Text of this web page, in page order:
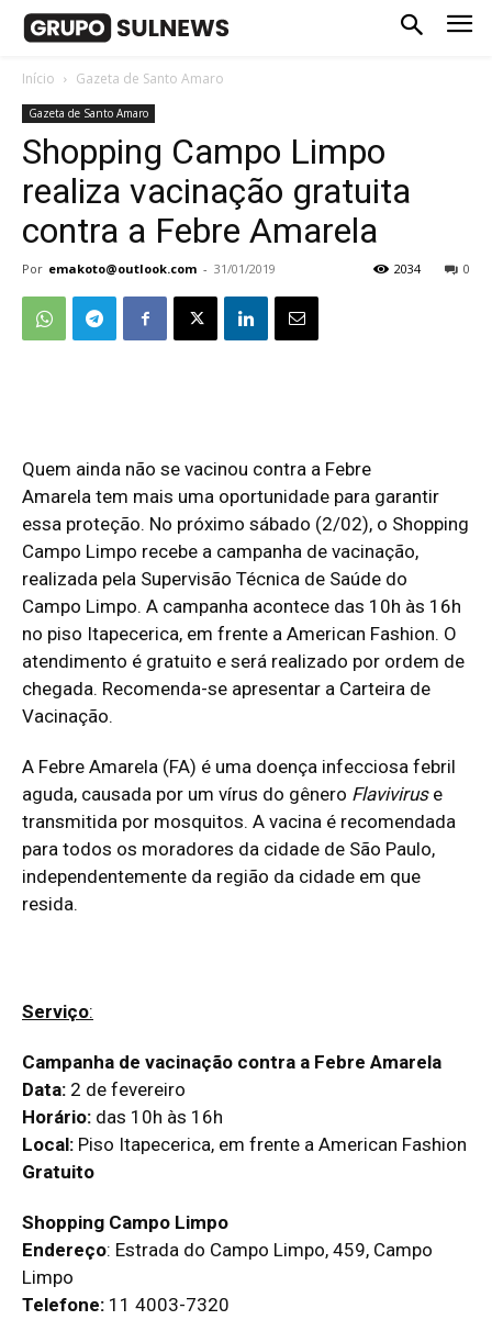
Início Gazeta de Santo Amaro
Gazeta de Santo Amaro
Shopping Campo Limpo
realiza vacinação gratuita
contra a Febre Amarela
Por emakoto@outlook.com - 31/01/2019 0
2034
Quem ainda não se vacinou contra a Febre
Amarela tem mais uma oportunidade para garantir
essa proteção. No próximo sábado (2/02), o Shopping
Campo Limpo recebe a campanha de vacinação,
realizada pela Supervisão Técnica de Saúde do
Campo Limpo. A campanha acontece das 10h às 16h
no piso Itapecerica, em frente a American Fashion. O
atendimento é gratuito e será realizado por ordem de
chegada. Recomenda-se apresentar a Carteira de
Vacinação.
A Febre Amarela (FA) é uma doença infecciosa febril
aguda, causada por um vírus do gênero Flaviviruse
transmitida por mosquitos. A vacina é recomendada
para todos os moradores da cidade de São Paulo,
independentemente da região da cidade em que
resida.
Serviço:
Campanha de vacinação contra a Febre Amarela
Data: 2 de fevereiro
Horário: das 10h às 16h
Local: Piso Itapecerica, em frente a American Fashion
Gratuito
Shopping Campo Limpo
Endereço: Estrada do Campo Limpo, 459, Campo
Limpo
Telefone: 11 4003-7320